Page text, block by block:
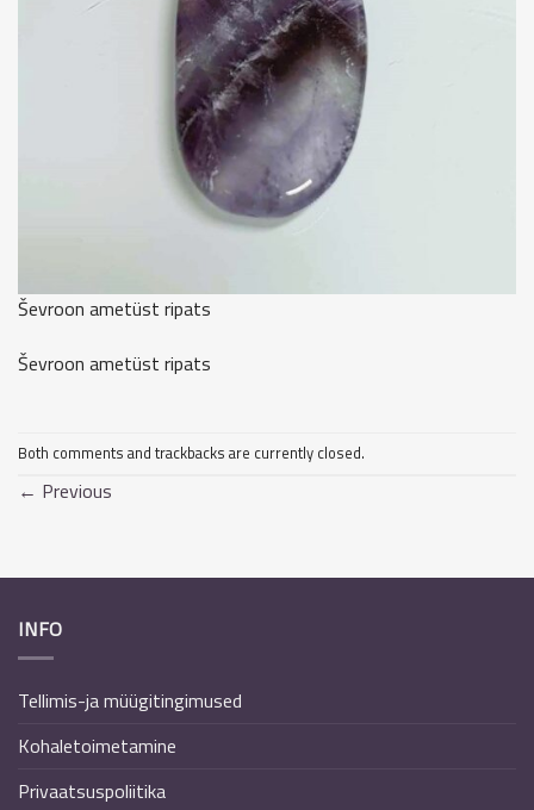
Ševroon ametüst ripats
Ševroon ametüst ripats
Both comments and trackbacks are currently closed.
← Previous
INFO
Tellimis-ja müügitingimused
Kohaletoimetamine
Privaatsuspoliitika